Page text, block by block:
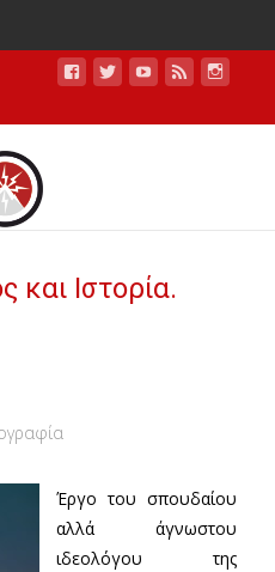
και Ιστορία.
Έργο του σπουδαίου
αλλά άγνωστου
ιδεολόγου της